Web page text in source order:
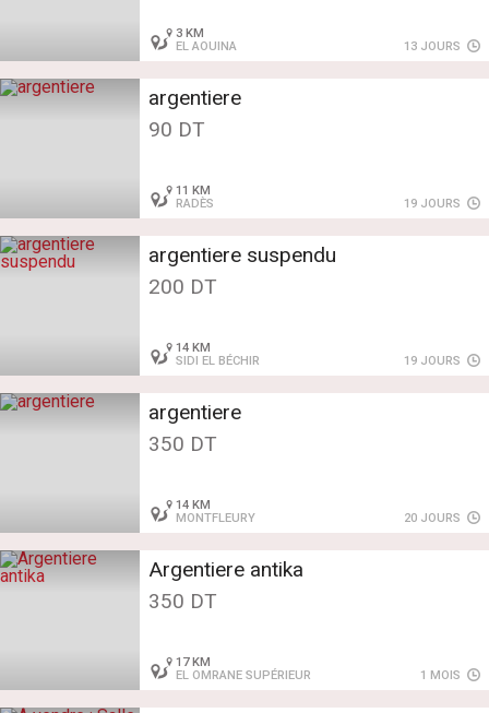
3 KM
EL AOUINA
13 JOURS
argentiere
90 DT
11 KM
RADÈS
19 JOURS
argentiere suspendu
200 DT
14 KM
SIDI EL BÉCHIR
19 JOURS
argentiere
350 DT
14 KM
MONTFLEURY
20 JOURS
Argentiere antika
350 DT
17 KM
EL OMRANE SUPÉRIEUR
1 MOIS